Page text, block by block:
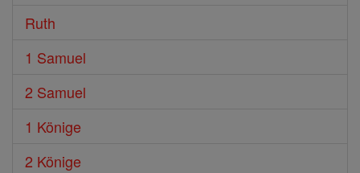
Ruth
1 Samuel
2 Samuel
1 Könige
2 Könige